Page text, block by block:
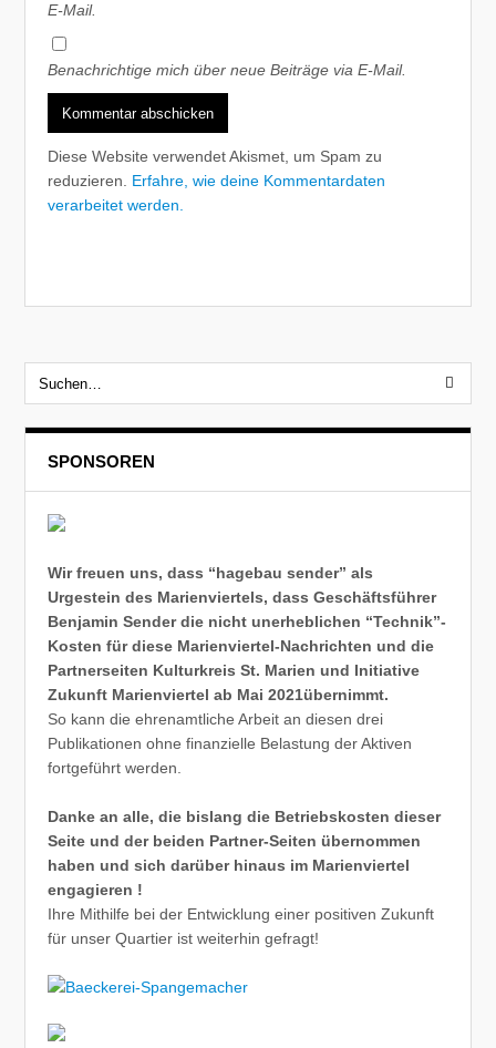
E-Mail.
Benachrichtige mich über neue Beiträge via E-Mail.
Diese Website verwendet Akismet, um Spam zu
reduzieren. Erfahre, wie deine Kommentardaten
verarbeitet werden.
SPONSOREN
Wir freuen uns, dass “hagebau sender” als
Urgestein des Marienviertels, dass Geschäftsführer
Benjamin Sender die nicht unerheblichen “Technik”-
Kosten für diese Marienviertel-Nachrichten und die
Partnerseiten Kulturkreis St. Marien und Initiative
Zukunft Marienviertel ab Mai 2021übernimmt.
So kann die ehrenamtliche Arbeit an diesen drei
Publikationen ohne finanzielle Belastung der Aktiven
fortgeführt werden.
Danke an alle, die bislang die Betriebskosten dieser
Seite und der beiden Partner-Seiten übernommen
haben und sich darüber hinaus im Marienviertel
engagieren !
Ihre Mithilfe bei der Entwicklung einer positiven Zukunft
für unser Quartier ist weiterhin gefragt!